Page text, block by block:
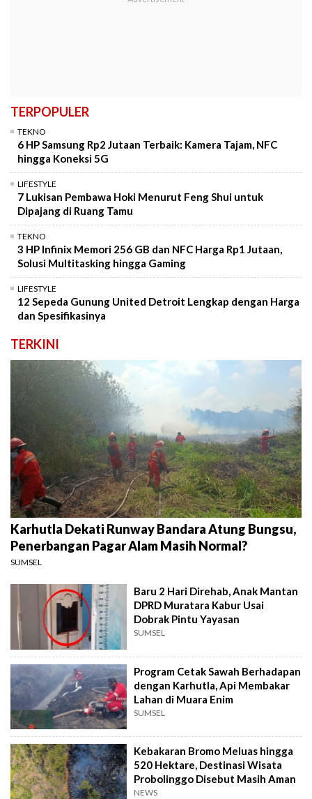
TERPOPULER
TEKNO
6 HP Samsung Rp2 Jutaan Terbaik: Kamera Tajam, NFC
hingga Koneksi 5G
LIFESTYLE
7 Lukisan Pembawa Hoki Menurut Feng Shui untuk
Dipajang di Ruang Tamu
TEKNO
3 HP Infinix Memori 256 GB dan NFC Harga Rp1 Jutaan,
Solusi Multitasking hingga Gaming
LIFESTYLE
12 Sepeda Gunung United Detroit Lengkap dengan Harga
dan Spesifikasinya
TERKINI
Karhutla Dekati Runway Bandara Atung Bungsu,
Penerbangan Pagar Alam Masih Normal?
SUMSEL
Baru 2 Hari Direhab, Anak Mantan
DPRD Muratara Kabur Usai
Dobrak Pintu Yayasan
SUMSEL
Program Cetak Sawah Berhadapan
dengan Karhutla, Api Membakar
Lahan di Muara Enim
SUMSEL
Kebakaran Bromo Meluas hingga
520 Hektare, Destinasi Wisata
Probolinggo Disebut Masih Aman
NEWS